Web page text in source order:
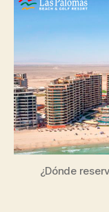
¿Dónde